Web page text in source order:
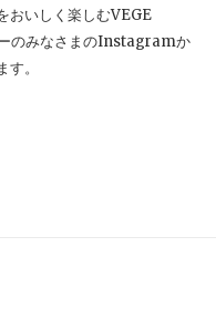
おいしく楽しむVEGE
のみなさまのInstagramか
。